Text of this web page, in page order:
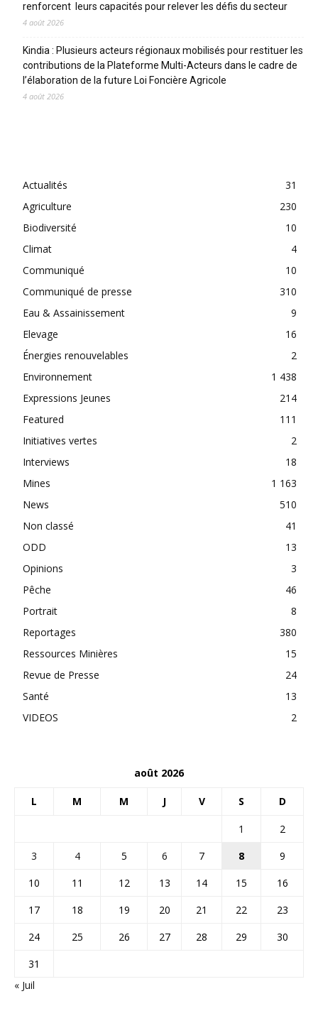
renforcent leurs capacités pour relever les défis du secteur
4 août 2026
Kindia : Plusieurs acteurs régionaux mobilisés pour restituer les
contributions de la Plateforme Multi-Acteurs dans le cadre de
l’élaboration de la future Loi Foncière Agricole
4 août 2026
Actualités
31
Agriculture
230
Biodiversité
10
Climat
4
Communiqué
10
Communiqué de presse
310
Eau & Assainissement
9
Elevage
16
Énergies renouvelables
2
Environnement
1 438
Expressions Jeunes
214
Featured
111
Initiatives vertes
2
Interviews
18
Mines
1 163
News
510
Non classé
41
ODD
13
Opinions
3
Pêche
46
Portrait
8
Reportages
380
Ressources Minières
15
Revue de Presse
24
Santé
13
VIDEOS
2
août 2026
L M M J V S D
1
2
3
4 5 6 7 8
9
10
11 12 13 14 15
16
17
18 19 20 21 22
23
24
25 26 27 28 29
30
31
« Juil